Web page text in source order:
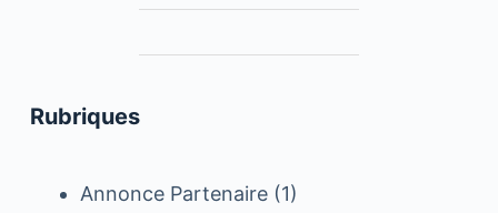
Rubriques
Annonce Partenaire(1)